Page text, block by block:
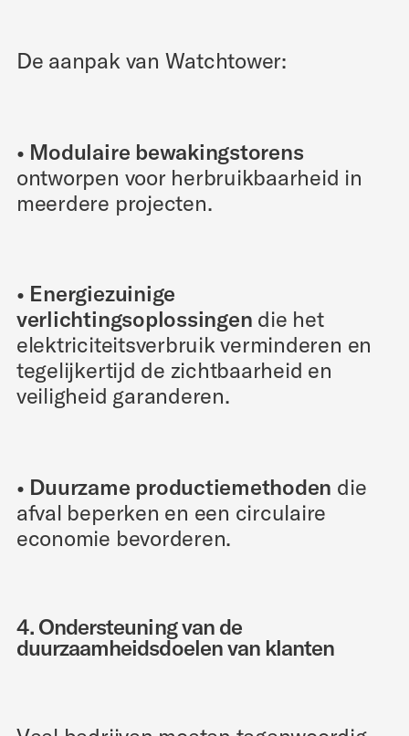
De aanpak van Watchtower:
• Modulaire bewakingstorens
ontworpen voor herbruikbaarheid in
meerdere projecten.
• Energiezuinige
verlichtingsoplossingen die het
elektriciteitsverbruik verminderen en
tegelijkertijd de zichtbaarheid en
veiligheid garanderen.
• Duurzame productiemethoden die
afval beperken en een circulaire
economie bevorderen.
4. Ondersteuning van de
duurzaamheidsdoelen van klanten